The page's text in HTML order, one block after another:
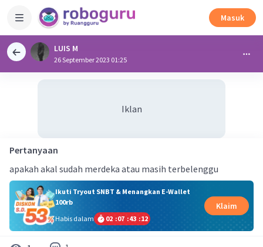
Masuk
LUIS M
26 September 2023 01:25
Iklan
Pertanyaan
apakah akal sudah merdeka atau masih terbelenggu
Ikuti Tryout SNBT & Menangkan E-Wallet
100rb
Habis dalam
02 :07 :43 :11
Klaim